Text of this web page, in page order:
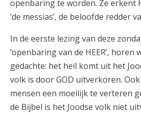
openbaring te worden. Ze erkent
‘de messias’, de beloofde redder
In de eerste lezing van deze
‘openbaring van de HEER’, horen
gedachte: het heil komt uit het
volk is door GOD uitverkoren.
mensen een moeilijk te verteren
de Bijbel is het Joodse volk niet